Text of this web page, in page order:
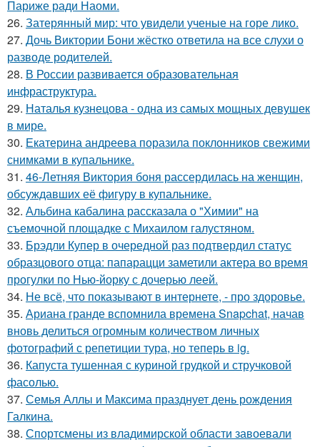
Париже ради Наоми.
26. Затерянный мир: что увидели ученые на горе лико.
27. Дочь Виктории Бони жёстко ответила на все слухи о
разводе родителей.
28. В России развивается образовательная
инфраструктура.
29. Наталья кузнецова - одна из самых мощных девушек
в мире.
30. Екатерина андреева поразила поклонников свежими
снимками в купальнике.
31. 46-Летняя Виктория боня рассердилась на женщин,
обсуждавших её фигуру в купальнике.
32. Альбина кабалина рассказала о "Химии" на
съемочной площадке с Михаилом галустяном.
33. Брэдли Купер в очередной раз подтвердил статус
образцового отца: папарацци заметили актера во время
прогулки по Нью-йорку с дочерью леей.
34. Не всё, что показывают в интернете, - про здоровье.
35. Ариана гранде вспомнила времена Snapchat, начав
вновь делиться огромным количеством личных
фотографий с репетиции тура, но теперь в ig.
36. Капуста тушенная с куриной грудкой и стручковой
фасолью.
37. Семья Аллы и Максима празднует день рождения
Галкина.
38. Спортсмены из владимирской области завоевали